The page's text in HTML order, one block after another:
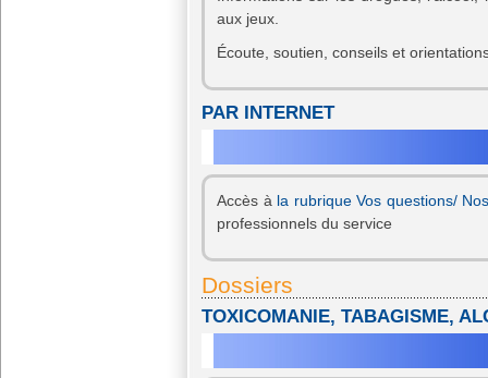
aux jeux.
Écoute, soutien, conseils et
PAR INTERNET
Accès à la rubrique Vos questions/
professionnels du service
Dossiers
TOXICOMANIE, TABAGISME,